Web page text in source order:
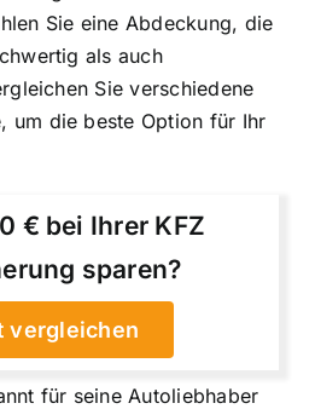
Sie eine Abdeckung, die
als auch
Sie verschiedene
um die beste Option für Ihr
€ bei Ihrer KFZ
sparen?
vergleichen
für seine Autoliebhaber